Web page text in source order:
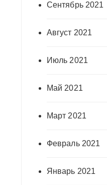
Сентябрь 2021
Август 2021
Июль 2021
Май 2021
Март 2021
Февраль 2021
Январь 2021